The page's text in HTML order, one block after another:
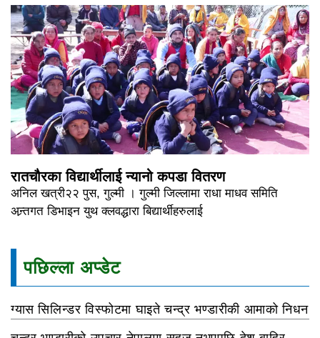
रातचौरका विद्यार्थीलाई न्यानो कपडा वितरण
अनिल खत्री२२ पुस, गुल्मी । गुल्मी जिल्लामा राधा माधव समिति
अन्र्तगत डिभाइन युथ क्लवद्धारा बिद्यार्थीहरुलाई
पछिल्ला अप्डेट
ग्यास सिलिन्डर विस्फोटमा घाइते चन्द्र भण्डारीकी आमाको निधन